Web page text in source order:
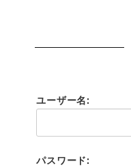
ユーザー名:
パスワード: